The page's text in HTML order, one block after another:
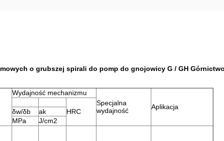
o grubszej spirali do pomp do gnojowicy G / GH
Wydajność mechanizmu
Specjalna
wydajność
Aplikacja
HRC
δw/δb
ak
MPa
J/cm2